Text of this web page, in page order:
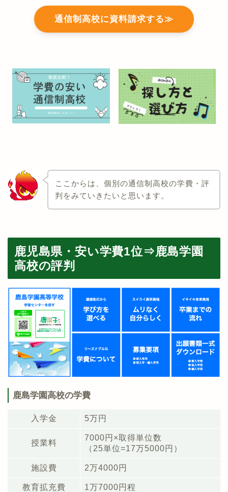
通信制高校に資料請求する≫
ここからは、個別の通信制高校の学費・評
判をみていきたいと思います。
鹿児島県・安い学費1位⇒鹿島学園
高校の評判
鹿島学園高校の学費
入学金 5万円
授業料
7000円×取得単位数
（25単位=17万5000円）
施設費 2万4000円
教育拡充費 1万7000円程